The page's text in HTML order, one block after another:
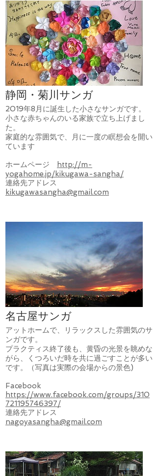
静岡・菊川サンガ
2019年8月に誕生した小さなサンガです。
小さな赤ちゃんのいる家族で立ち上げまし
た。
家庭的な雰囲気で、月に一度の瞑想会を開い
ています
ホームページ
http://m-
yogahome.jp/kikugawa-sangha/
連絡先アドレス
kikugawasangha@gmail.com
名古屋サンガ
アットホームで、リラックスした雰囲気のサ
ンガです。
プラクティス終了後も、黄昏の光景を眺めな
がら、くつろいだ時を共に過ごすことが多い
です。（写真は実際の会場からの景色)
​Facebook
https://www.facebook.com/groups/310
721195746397/
連絡先アドレス
nagoyasangha@gmail.com